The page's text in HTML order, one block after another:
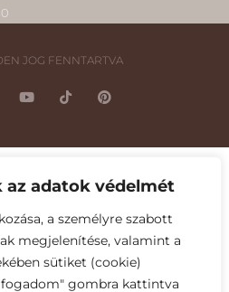
adatok védelmét
a személyre szabott
megjelenítése, valamint a
sütiket (cookie)
gombra kattintva
JOG FENNTARTVA